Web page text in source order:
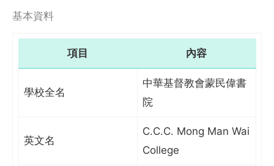
基本資料
項目 內容
學校全名
中華基督教會蒙民偉書
院
英文名
C.C.C. Mong Man Wai
College